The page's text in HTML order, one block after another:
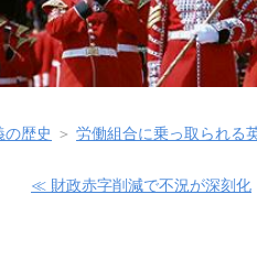
の歴史 ＞ 労働組合に乗っ取られる
≪ 財政赤字削減で不況が深刻化